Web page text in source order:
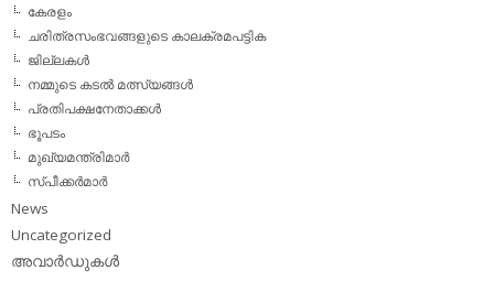
കേരളം
ചരിത്രസംഭവങ്ങളുടെ കാലക്രമപട്ടിക
ജില്ലകള്‍
നമ്മുടെ കടല്‍ മത്സ്യങ്ങള്‍
പ്രതിപക്ഷനേതാക്കള്‍
ഭൂപടം
മുഖ്യമന്ത്രിമാര്‍
സ്പീക്കര്‍മാര്‍
News
Uncategorized
അവാര്‍ഡുകള്‍